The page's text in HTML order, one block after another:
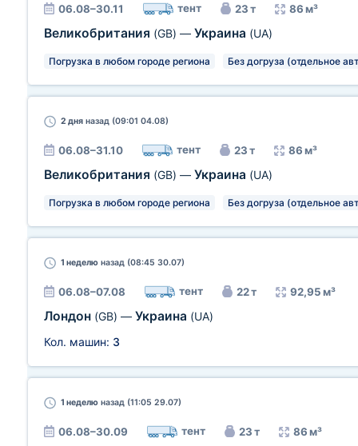
06.08–30.11 тент 23 т 86 м³
Великобритания (GB) — Украина (UA)
Погрузка в любом городе региона Без догруза (отдельное
2 дня назад (09:01 04.08)
06.08–31.10 тент 23 т 86 м³
Великобритания (GB) — Украина (UA)
Погрузка в любом городе региона Без догруза (отдельное
1 неделю назад (08:45 30.07)
06.08–07.08 тент 22 т 92,95 м³
Лондон (GB) — Украина (UA)
Кол. машин: 3
1 неделю назад (11:05 29.07)
06.08–30.09 тент 23 т 86 м³